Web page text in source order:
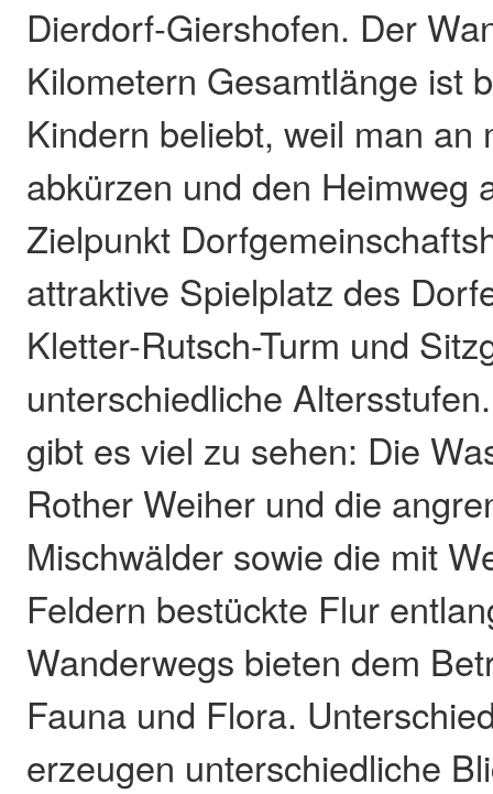
Dierdorf-Giershofen. Der
Kilometern Gesamtlänge ist
Kindern beliebt, weil man an
abkürzen und den Heimweg
Zielpunkt
attraktive Spielplatz des
Kletter-Rutsch-Turm und
unterschiedliche
gibt es viel zu sehen: Die
Rother Weiher und die
Mischwälder sowie die mit
Feldern bestückte Flur
Wanderwegs bieten dem
Fauna und Flora.
erzeugen unterschiedliche